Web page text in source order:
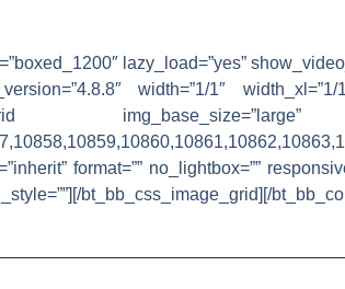
lazy_load=”yes”
width=”1/1″
format=”” no_lightbox=””
bt_bb_css_image_grid][/